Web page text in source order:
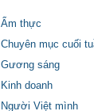
Ẩm thực
Chuyên mục cuối
Gương sáng
Kinh doanh
Người Việt mình